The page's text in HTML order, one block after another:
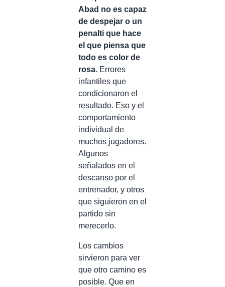
Abad no es capaz
de despejar o un
penalti que hace
el que piensa que
todo es color de
rosa. Errores
infantiles que
condicionaron el
resultado. Eso y el
comportamiento
individual de
muchos jugadores.
Algunos
señalados en el
descanso por el
entrenador, y otros
que siguieron en el
partido sin
merecerlo.
Los cambios
sirvieron para ver
que otro camino es
posible. Que en